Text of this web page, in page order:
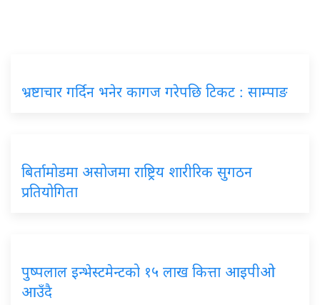
भ्रष्टाचार गर्दिन भनेर कागज गरेपछि टिकट : साम्पाङ
बिर्तामोडमा असोजमा राष्ट्रिय शारीरिक सुगठन
प्रतियोगिता
पुष्पलाल इन्भेस्टमेन्टको १५ लाख कित्ता आइपीओ
आउँदै